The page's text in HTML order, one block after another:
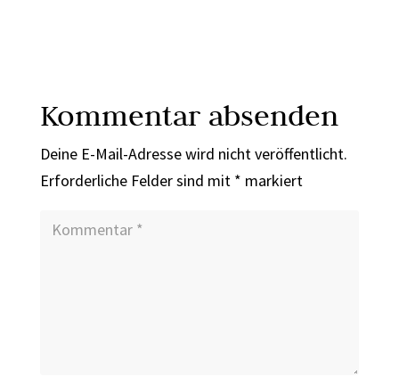
Kommentar absenden
Deine E-Mail-Adresse wird nicht veröffentlicht.
Erforderliche Felder sind mit * markiert